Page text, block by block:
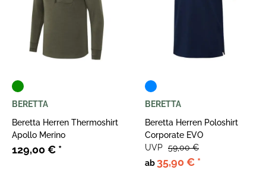
BERETTA
Beretta Herren Thermoshirt
Apollo Merino
129,00 € *
BERETTA
Beretta Herren Poloshirt
Corporate EVO
ab 35,90 € *
UVP 59,00 €